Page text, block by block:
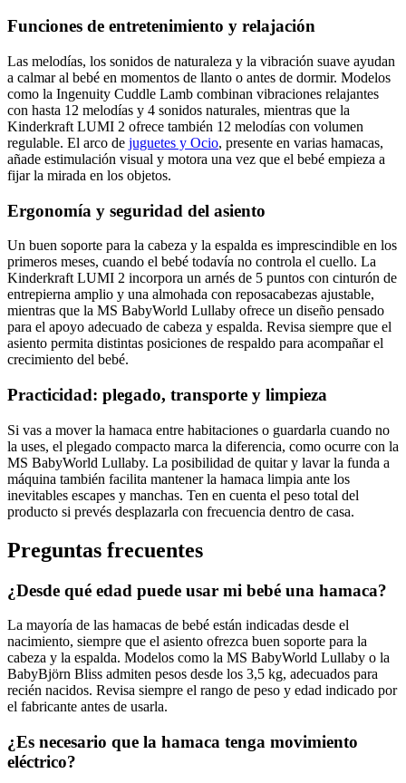
Funciones de entretenimiento y relajación
Las melodías, los sonidos de naturaleza y la vibración suave ayudan
a calmar al bebé en momentos de llanto o antes de dormir. Modelos
como la Ingenuity Cuddle Lamb combinan vibraciones relajantes
con hasta 12 melodías y 4 sonidos naturales, mientras que la
Kinderkraft LUMI 2 ofrece también 12 melodías con volumen
regulable. El arco de juguetes y Ocio, presente en varias hamacas,
añade estimulación visual y motora una vez que el bebé empieza a
fijar la mirada en los objetos.
Ergonomía y seguridad del asiento
Un buen soporte para la cabeza y la espalda es imprescindible en los
primeros meses, cuando el bebé todavía no controla el cuello. La
Kinderkraft LUMI 2 incorpora un arnés de 5 puntos con cinturón de
entrepierna amplio y una almohada con reposacabezas ajustable,
mientras que la MS BabyWorld Lullaby ofrece un diseño pensado
para el apoyo adecuado de cabeza y espalda. Revisa siempre que el
asiento permita distintas posiciones de respaldo para acompañar el
crecimiento del bebé.
Practicidad: plegado, transporte y limpieza
Si vas a mover la hamaca entre habitaciones o guardarla cuando no
la uses, el plegado compacto marca la diferencia, como ocurre con la
MS BabyWorld Lullaby. La posibilidad de quitar y lavar la funda a
máquina también facilita mantener la hamaca limpia ante los
inevitables escapes y manchas. Ten en cuenta el peso total del
producto si prevés desplazarla con frecuencia dentro de casa.
Preguntas frecuentes
¿Desde qué edad puede usar mi bebé una hamaca?
La mayoría de las hamacas de bebé están indicadas desde el
nacimiento, siempre que el asiento ofrezca buen soporte para la
cabeza y la espalda. Modelos como la MS BabyWorld Lullaby o la
BabyBjörn Bliss admiten pesos desde los 3,5 kg, adecuados para
recién nacidos. Revisa siempre el rango de peso y edad indicado por
el fabricante antes de usarla.
¿Es necesario que la hamaca tenga movimiento
eléctrico?